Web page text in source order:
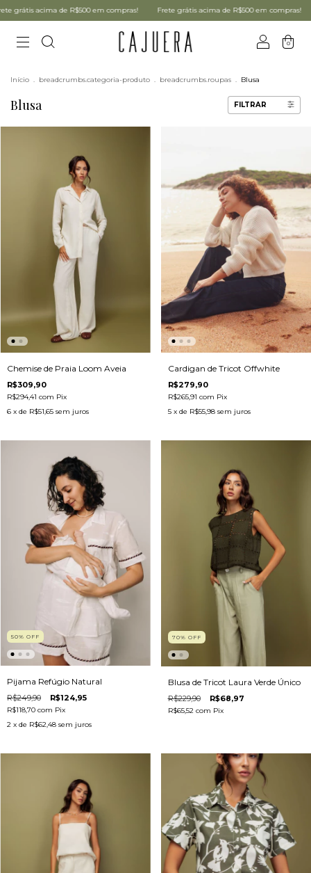
em compras! Frete grátis acima de R$500 em compras! Frete grátis acima de
0
Início . breadcrumbs.categoria-produto . breadcrumbs.roupas . Blusa
Blusa FILTRAR
Chemise de Praia Loom Aveia
R$309,90
R$294,41 com Pix
6 x de R$51,65 sem juros
Cardigan de Tricot Offwhite
R$279,90
R$265,91 com Pix
5 x de R$55,98 sem juros
50% OFF
Pijama Refúgio Natural
R$249,90 R$124,95
R$118,70 com Pix
2 x de R$62,48 sem juros
70% OFF
Blusa de Tricot Laura Verde Único
R$229,90 R$68,97
R$65,52 com Pix